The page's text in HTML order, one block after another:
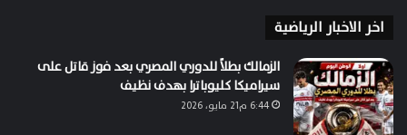
اخر الاخبار الرياضية
الزمالك بطلاً للدوري المصري بعد فوز قاتل على
سيراميكا كليوباترا بهدف نظيف
6:44 م21 مايو، 2026